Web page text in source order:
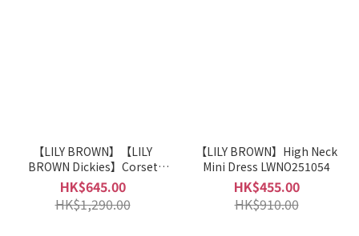
【LILY BROWN】【LILY
BROWN Dickies】Corset
Jumper Dress LWFO251101
HK$645.00
HK$1,290.00
【LILY BROWN】High Neck
Mini Dress LWNO251054
HK$455.00
HK$910.00